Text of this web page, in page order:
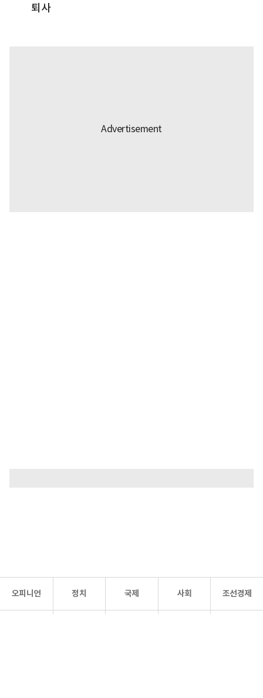
퇴사
오피니언 정치 국제 사회 조선경제